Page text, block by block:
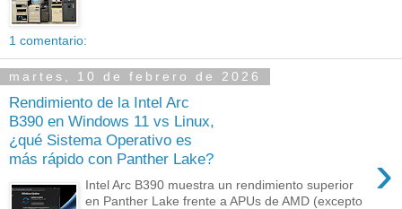
1 comentario:
martes, 10 de febrero de 2026
Rendimiento de la Intel Arc
B390 en Windows 11 vs Linux,
¿qué Sistema Operativo es
más rápido con Panther Lake?
›
Intel Arc B390 muestra un rendimiento superior
en Panther Lake frente a APUs de AMD (excepto